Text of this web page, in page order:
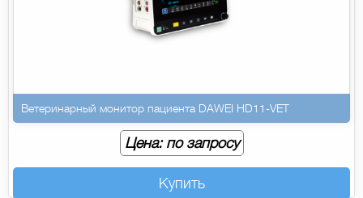
Ветеринарный монитор пациента DAWEI HD11-VET
Цена: по запросу
Купить